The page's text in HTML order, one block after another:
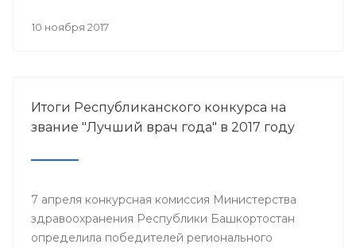
10 ноября 2017
Итоги Республиканского конкурса на
звание "Лучший врач года" в 2017 году
7 апреля конкурсная комиссия Министерства
здравоохранения Республики Башкортостан
определила победителей регионального